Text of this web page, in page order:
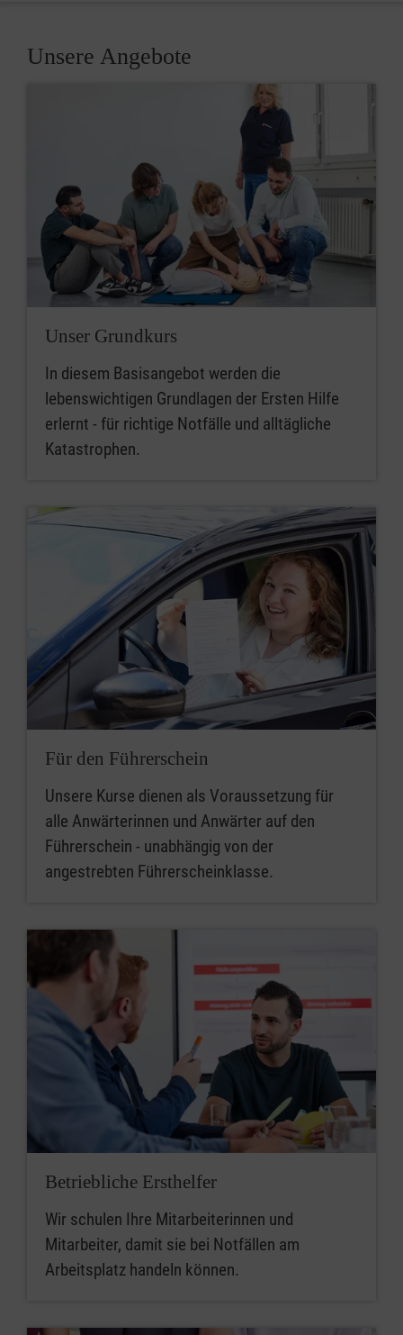
Unsere Angebote
Unser Grundkurs
In diesem Basisangebot werden die
lebenswichtigen Grundlagen der Ersten Hilfe
erlernt - für richtige Notfälle und alltägliche
Katastrophen.
Für den Führerschein
Unsere Kurse dienen als Voraussetzung für
alle Anwärterinnen und Anwärter auf den
Führerschein - unabhängig von der
angestrebten Führerscheinklasse.
Betriebliche Ersthelfer
Wir schulen Ihre Mitarbeiterinnen und
Mitarbeiter, damit sie bei Notfällen am
Arbeitsplatz handeln können.